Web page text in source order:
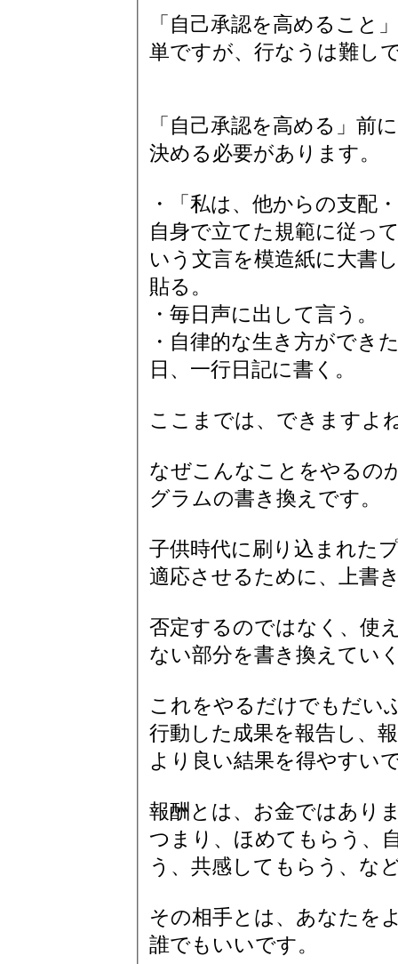
「自己承認を高めること
単ですが、行なうは難し
「自己承認を高める」前
決める必要があります。
・「私は、他からの支配
自身で立てた規範に従っ
いう文言を模造紙に大書
貼る。
・毎日声に出して言う。
・自律的な生き方ができ
日、一行日記に書く。
ここまでは、できますよ
なぜこんなことをやるの
グラムの書き換えです。
子供時代に刷り込まれた
適応させるために、上書
否定するのではなく、使
ない部分を書き換えてい
これをやるだけでもだい
行動した成果を報告し、
より良い結果を得やすい
報酬とは、お金ではあり
つまり、ほめてもらう、
う、共感してもらう、な
その相手とは、あなたを
誰でもいいです。